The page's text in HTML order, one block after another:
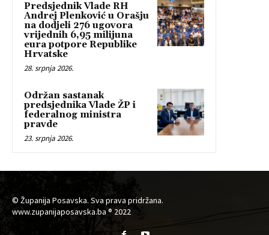
Predsjednik Vlade RH
Andrej Plenković u Orašju
na dodjeli 276 ugovora
vrijednih 6,95 milijuna
eura potpore Republike
Hrvatske
28. srpnja 2026.
Održan sastanak
predsjednika Vlade ŽP i
federalnog ministra
pravde
23. srpnja 2026.
© Županija Posavska. Sva prava pridržana.
www.zupanijaposavska.ba ® 2022